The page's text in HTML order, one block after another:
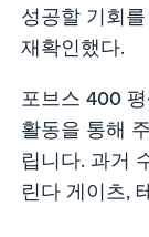
성공할 기회
재확인했다.
포브스 400
활동을 통해
립니다. 과거
린다 게이츠,